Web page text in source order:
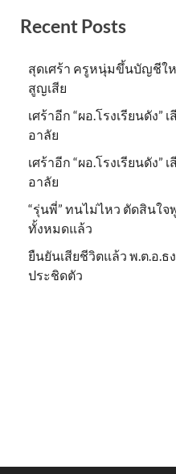
Recent Posts
สุดเศร้า ครูหนุ่มขึ้นบัญชีใ
สูญเสีย
เศร้าอีก “ผอ.โรงเรียนดัง”
อาลัย
เศร้าอีก “ผอ.โรงเรียนดัง”
อาลัย
“รุ่นพี่” ทนไม่ไหว ตัดสินใจ
ทั้งหมดแล้ว
ยืนยันเสียชีวิตแล้ว พ.ต.อ.ธ
ประชิดตัว